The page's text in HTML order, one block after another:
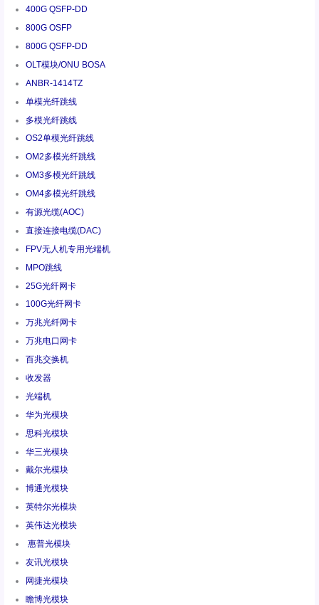
400G QSFP-DD
800G OSFP
800G QSFP-DD
OLT模块/ONU BOSA
ANBR-1414TZ
单模光纤跳线
多模光纤跳线
OS2单模光纤跳线
OM2多模光纤跳线
OM3多模光纤跳线
OM4多模光纤跳线
有源光缆(AOC)
直接连接电缆(DAC)
FPV无人机专用光端机
MPO跳线
25G光纤网卡
100G光纤网卡
万兆光纤网卡
万兆电口网卡
百兆交换机
收发器
光端机
华为光模块
思科光模块
华三光模块
戴尔光模块
博通光模块
英特尔光模块
英伟达光模块
惠普光模块
友讯光模块
网捷光模块
瞻博光模块